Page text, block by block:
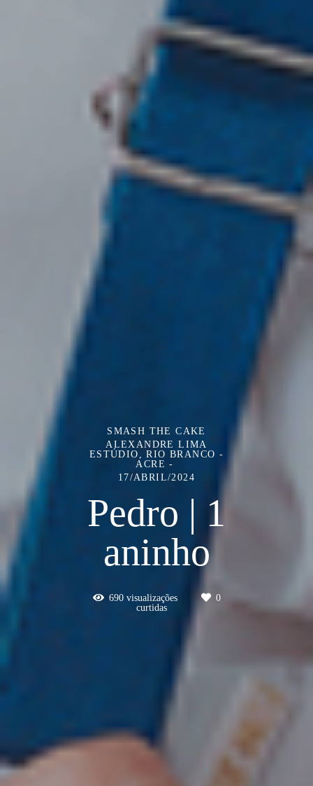
SMASH THE CAKE
ALEXANDRE LIMA
ESTÚDIO, RIO BRANCO -
ACRE
17/ABRIL/2024
Pedro | 1
aninho
690visualizações
0
curtidas